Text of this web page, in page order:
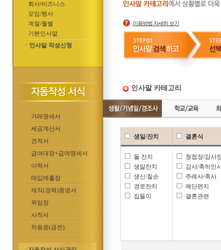
회사/비즈니스
모임/행사
계절/월별
기본인사말
ㆍ인사말 작성신청
거래명세서
세금계산서
견적서
급여대장+급여명세서
이력서
매입매출장
재직(경력)증명서
위임장
사직서
차용증(금전)
이용방법 자세히 보기
인사말 카테고리
생일/잔치
돌 잔치
생일잔치
생신/칠순
경로잔치
집들이
결혼식
청첩장/감사
감사/축하인
주례사/축사
예단편지
결혼관련